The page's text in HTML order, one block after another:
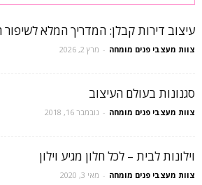
עיצוב דירות קבלן: המדריך המלא
צוות מעצבי פנים מומחה - מרץ 2, 2026
סגנונות בעולם העיצוב
צוות מעצבי פנים מומחה - נובמבר 16, 2018
וילונות לבית – לכל חלון מגיע וילון
צוות מעצבי פנים מומחה - מאי 3, 2020